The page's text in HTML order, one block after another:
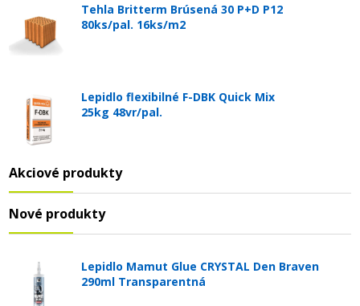
Tehla Britterm Brúsená 30 P+D P12
80ks/pal. 16ks/m2
Lepidlo flexibilné F-DBK Quick Mix
25kg 48vr/pal.
Akciové produkty
Nové produkty
Lepidlo Mamut Glue CRYSTAL Den Braven
290ml Transparentná